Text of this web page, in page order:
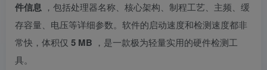
件信息 ，包括处理器名称、核心架构、制程工艺、主频、缓
存容量、电压等详细参数。软件的启动速度和检测速度都非
常快，体积仅 5 MB ，是一款极为轻量实用的硬件检测工
具。